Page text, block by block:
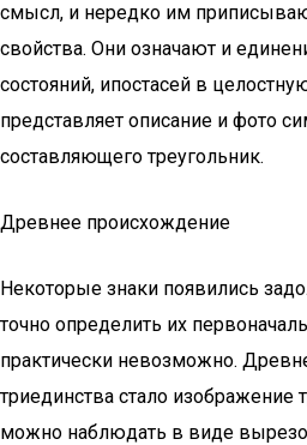
смысл, и нередко им
свойства. Они означают и
состояний, ипостасей в
представляет описание и фото
составляющего треугольник.
Древнее происхождение
Некоторые знаки появились
точно определить их
практически невозможно.
триединства стало изображение
можно наблюдать в виде